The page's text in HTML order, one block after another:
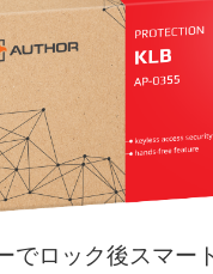
でロック後スマー